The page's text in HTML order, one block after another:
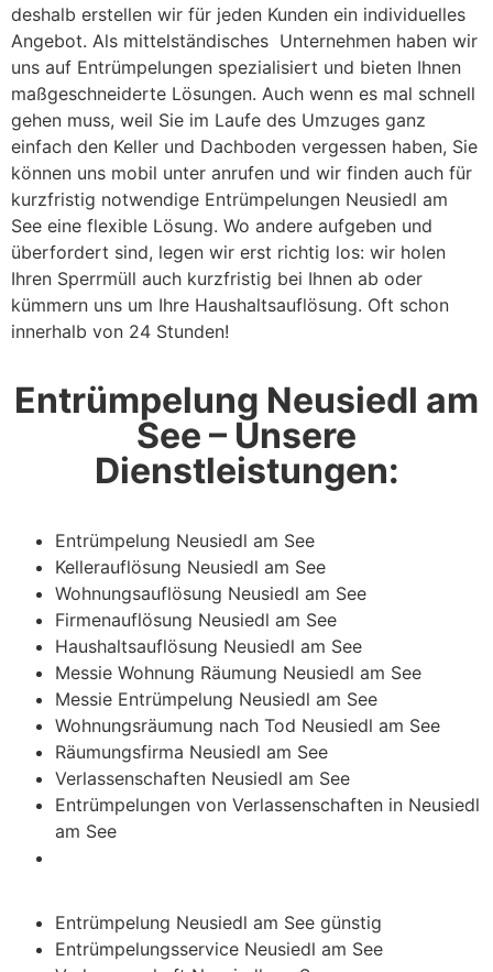
deshalb erstellen wir für jeden Kunden ein individuelles
Angebot. Als mittelständisches Unternehmen haben wir
uns auf Entrümpelungen spezialisiert und bieten Ihnen
maßgeschneiderte Lösungen. Auch wenn es mal schnell
gehen muss, weil Sie im Laufe des Umzuges ganz
einfach den Keller und Dachboden vergessen haben, Sie
können uns mobil unter anrufen und wir finden auch für
kurzfristig notwendige Entrümpelungen Neusiedl am
See eine flexible Lösung. Wo andere aufgeben und
überfordert sind, legen wir erst richtig los: wir holen
Ihren Sperrmüll auch kurzfristig bei Ihnen ab oder
kümmern uns um Ihre Haushaltsauflösung. Oft schon
innerhalb von 24 Stunden!
Entrümpelung Neusiedl am
See – Unsere
Dienstleistungen:
Entrümpelung Neusiedl am See
Kellerauflösung Neusiedl am See
Wohnungsauflösung Neusiedl am See
Firmenauflösung Neusiedl am See
Haushaltsauflösung Neusiedl am See
Messie Wohnung Räumung Neusiedl am See
Messie Entrümpelung Neusiedl am See
Wohnungsräumung nach Tod Neusiedl am See
Räumungsfirma Neusiedl am See
Verlassenschaften Neusiedl am See
Entrümpelungen von Verlassenschaften in Neusiedl
am See
Entrümpelung Neusiedl am See günstig
Entrümpelungsservice Neusiedl am See